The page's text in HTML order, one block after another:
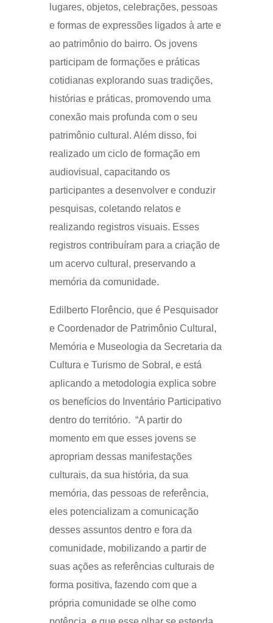
lugares, objetos, celebrações, pessoas
e formas de expressões ligados à arte e
ao patrimônio do bairro. Os jovens
participam de formações e práticas
cotidianas explorando suas tradições,
histórias e práticas, promovendo uma
conexão mais profunda com o seu
patrimônio cultural. Além disso, foi
realizado um ciclo de formação em
audiovisual, capacitando os
participantes a desenvolver e conduzir
pesquisas, coletando relatos e
realizando registros visuais. Esses
registros contribuíram para a criação de
um acervo cultural, preservando a
memória da comunidade.
Edilberto Florêncio, que é Pesquisador
e Coordenador de Patrimônio Cultural,
Memória e Museologia da Secretaria da
Cultura e Turismo de Sobral, e está
aplicando a metodologia explica sobre
os benefícios do Inventário Participativo
dentro do território. “A partir do
momento em que esses jovens se
apropriam dessas manifestações
culturais, da sua história, da sua
memória, das pessoas de referência,
eles potencializam a comunicação
desses assuntos dentro e fora da
comunidade, mobilizando a partir de
suas ações as referências culturais de
forma positiva, fazendo com que a
própria comunidade se olhe como